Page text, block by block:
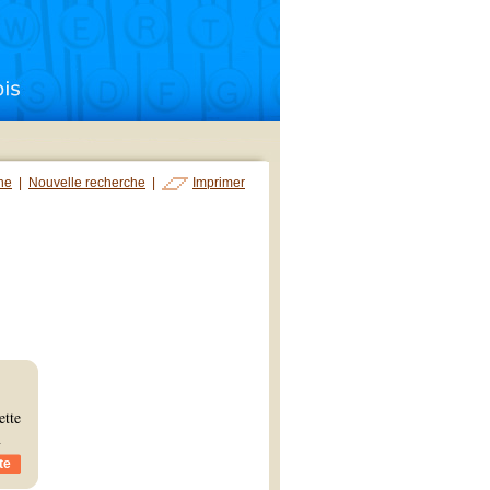
Nouvelle recherche Imprimer